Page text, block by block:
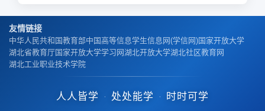
友情链接
中华人民共和国教育部中国高等信息学生信息网(学信网)国家开放大学
湖北省教育厅国家开放大学学习网湖北开放大学湖北社区教育网
湖北工业职业技术学院
人人皆学 · 处处能学 · 时时可学